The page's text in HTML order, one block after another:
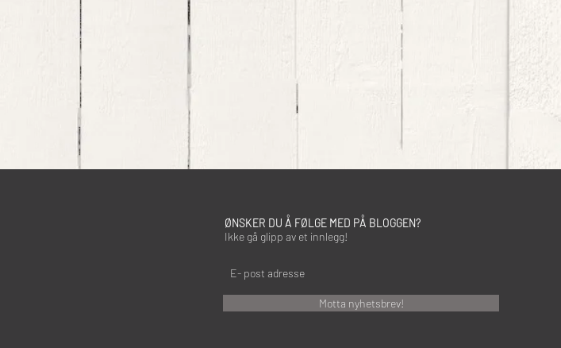
ØNSKER DU Å FØLGE MED PÅ BLOGGEN?
Ikke gå glipp av et innlegg!
Motta nyhetsbrev!